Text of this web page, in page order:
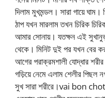
দিলাম মুখমন্ডল। সারা গায়ে
ঠাপ যখন মারলাম তখন চিরিক
আমার সোনায়। যতক্ষন এই
থেকে। মিনিট দুই পর যখন বের
আগের পরাক্রমশালী যোদ্ধার
গড়িয়ে নেমে এলাম শেলীর পিছল
সুখ সারা শরীরে।vai bon